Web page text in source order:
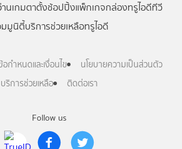
Follow us
นเกมตาตั้งช้อปปิ้งแพ็กเกจกล่องทรูไอดีทีวี
มูนิตี้บริการช่วยเหลือทรูไอดี
อกำหนดและเงื่อนไข
นโยบายความเป็นส่วนตัว
บริการช่วยเหลือ
ติดต่อเรา